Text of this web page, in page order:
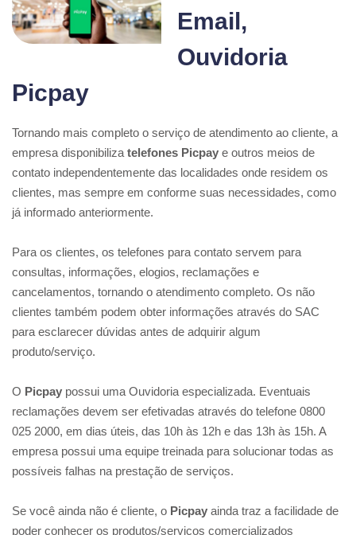
Email,
Ouvidoria
Picpay
Tornando mais completo o serviço de atendimento ao cliente, a
empresa disponibiliza telefones Picpay e outros meios de
contato independentemente das localidades onde residem os
clientes, mas sempre em conforme suas necessidades, como
já informado anteriormente.
Para os clientes, os telefones para contato servem para
consultas, informações, elogios, reclamações e
cancelamentos, tornando o atendimento completo. Os não
clientes também podem obter informações através do SAC
para esclarecer dúvidas antes de adquirir algum
produto/serviço.
O Picpay possui uma Ouvidoria especializada. Eventuais
reclamações devem ser efetivadas através do telefone 0800
025 2000, em dias úteis, das 10h às 12h e das 13h às 15h. A
empresa possui uma equipe treinada para solucionar todas as
possíveis falhas na prestação de serviços.
Se você ainda não é cliente, o Picpay ainda traz a facilidade de
poder conhecer os produtos/serviços comercializados